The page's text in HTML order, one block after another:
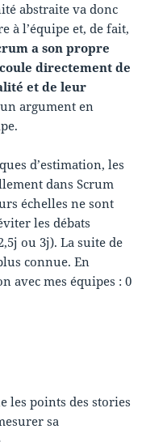
abstraite va donc
à l’équipe et, de fait,
a son propre
directement de
et de leur
un argument en
d’estimation, les
dans Scrum
échelles ne sont
les débats
ou 3j). La suite de
connue. En
avec mes équipes : 0
les points des stories
sa